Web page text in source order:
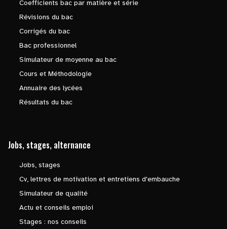
Coefficients bac par matière et série
Révisions du bac
Corrigés du bac
Bac professionnel
Simulateur de moyenne au bac
Cours et Méthodologie
Annuaire des lycées
Résultats du bac
Jobs, stages, alternance
Jobs, stages
Cv, lettres de motivation et entretiens d'embauche
Simulateur de qualité
Actu et conseils emploi
Stages : nos conseils